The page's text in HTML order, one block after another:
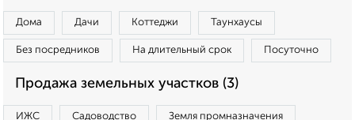
Дома Дачи Коттеджи Таунхаусы
Без посредников На длительный срок Посуточно
Продажа земельных участков (3)
ИЖС Садоводство Земля промназначения